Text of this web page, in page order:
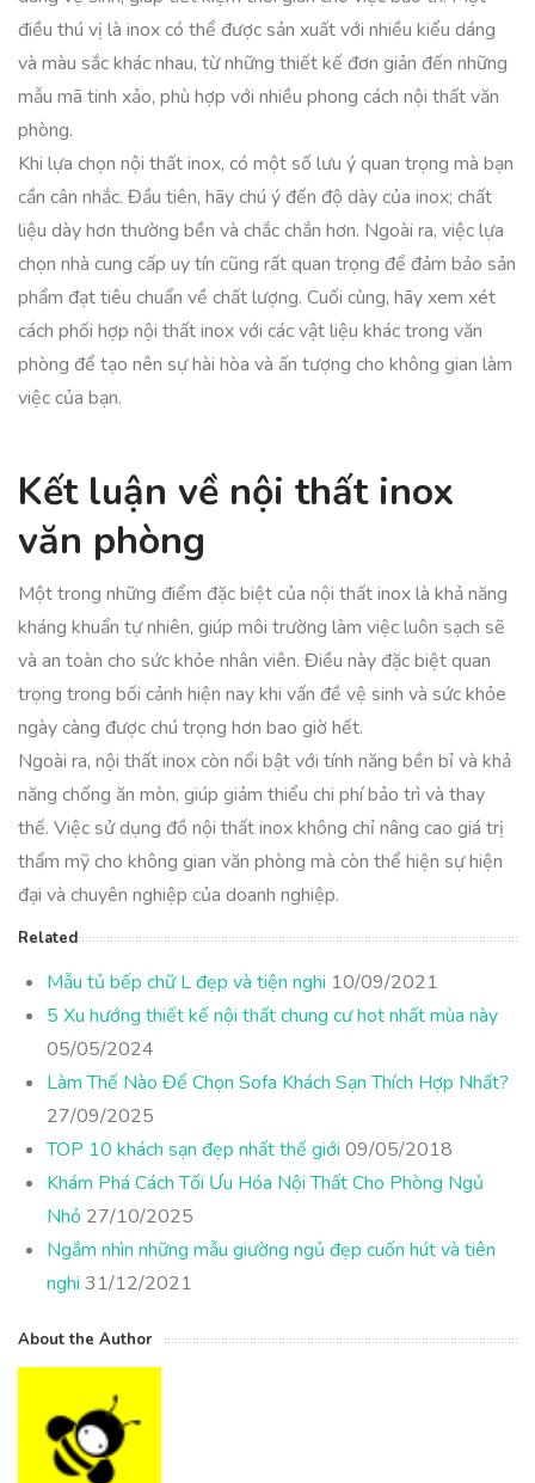
điều thú vị là inox có thể được sản xuất với nhiều kiểu dáng
và màu sắc khác nhau, từ những thiết kế đơn giản đến những
mẫu mã tinh xảo, phù hợp với nhiều phong cách nội thất văn
phòng.
Khi lựa chọn nội thất inox, có một số lưu ý quan trọng mà bạn
cần cân nhắc. Đầu tiên, hãy chú ý đến độ dày của inox; chất
liệu dày hơn thường bền và chắc chắn hơn. Ngoài ra, việc lựa
chọn nhà cung cấp uy tín cũng rất quan trọng để đảm bảo sản
phẩm đạt tiêu chuẩn về chất lượng. Cuối cùng, hãy xem xét
cách phối hợp nội thất inox với các vật liệu khác trong văn
phòng để tạo nên sự hài hòa và ấn tượng cho không gian làm
việc của bạn.
Kết luận về nội thất inox
văn phòng
Một trong những điểm đặc biệt của nội thất inox là khả năng
kháng khuẩn tự nhiên, giúp môi trường làm việc luôn sạch sẽ
và an toàn cho sức khỏe nhân viên. Điều này đặc biệt quan
trọng trong bối cảnh hiện nay khi vấn đề vệ sinh và sức khỏe
ngày càng được chú trọng hơn bao giờ hết.
Ngoài ra, nội thất inox còn nổi bật với tính năng bền bỉ và khả
năng chống ăn mòn, giúp giảm thiểu chi phí bảo trì và thay
thế. Việc sử dụng đồ nội thất inox không chỉ nâng cao giá trị
thẩm mỹ cho không gian văn phòng mà còn thể hiện sự hiện
đại và chuyên nghiệp của doanh nghiệp.
Related
Mẫu tủ bếp chữ L đẹp và tiện nghi 10/09/2021
5 Xu hướng thiết kế nội thất chung cư hot nhất mùa này
05/05/2024
Làm Thế Nào Để Chọn Sofa Khách Sạn Thích Hợp Nhất?
27/09/2025
TOP 10 khách sạn đẹp nhất thế giới 09/05/2018
Khám Phá Cách Tối Ưu Hóa Nội Thất Cho Phòng Ngủ
Nhỏ 27/10/2025
Ngắm nhìn những mẫu giường ngủ đẹp cuốn hút và tiên
nghi 31/12/2021
About the Author